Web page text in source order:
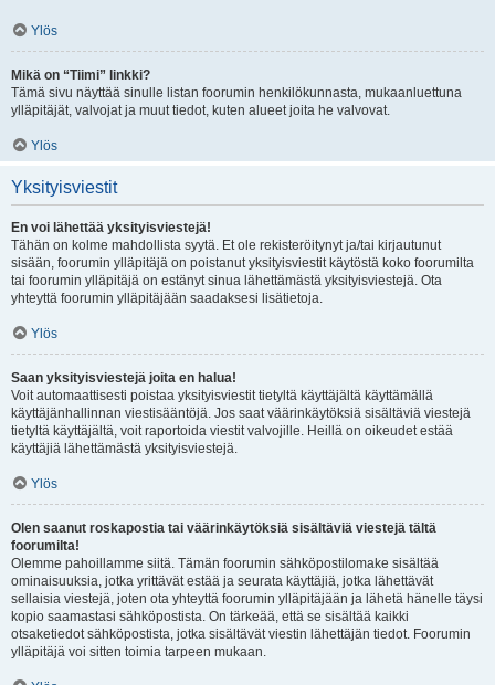
Ylös
Mikä on “Tiimi” linkki?
Tämä sivu näyttää sinulle listan foorumin henkilökunnasta, mukaanluettuna
ylläpitäjät, valvojat ja muut tiedot, kuten alueet joita he valvovat.
Ylös
Yksityisviestit
En voi lähettää yksityisviestejä!
Tähän on kolme mahdollista syytä. Et ole rekisteröitynyt ja/tai kirjautunut
sisään, foorumin ylläpitäjä on poistanut yksityisviestit käytöstä koko foorumilta
tai foorumin ylläpitäjä on estänyt sinua lähettämästä yksityisviestejä. Ota
yhteyttä foorumin ylläpitäjään saadaksesi lisätietoja.
Ylös
Saan yksityisviestejä joita en halua!
Voit automaattisesti poistaa yksityisviestit tietyltä käyttäjältä käyttämällä
käyttäjänhallinnan viestisääntöjä. Jos saat väärinkäytöksiä sisältäviä viestejä
tietyltä käyttäjältä, voit raportoida viestit valvojille. Heillä on oikeudet estää
käyttäjiä lähettämästä yksityisviestejä.
Ylös
Olen saanut roskapostia tai väärinkäytöksiä sisältäviä viestejä tältä
foorumilta!
Olemme pahoillamme siitä. Tämän foorumin sähköpostilomake sisältää
ominaisuuksia, jotka yrittävät estää ja seurata käyttäjiä, jotka lähettävät
sellaisia viestejä, joten ota yhteyttä foorumin ylläpitäjään ja lähetä hänelle täysi
kopio saamastasi sähköpostista. On tärkeää, että se sisältää kaikki
otsaketiedot sähköpostista, jotka sisältävät viestin lähettäjän tiedot. Foorumin
ylläpitäjä voi sitten toimia tarpeen mukaan.